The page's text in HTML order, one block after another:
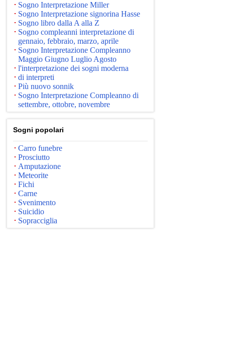
Sogno Interpretazione Miller
Sogno Interpretazione signorina Hasse
Sogno libro dalla A alla Z
Sogno compleanni interpretazione di
gennaio, febbraio, marzo, aprile
Sogno Interpretazione Compleanno
Maggio Giugno Luglio Agosto
l'interpretazione dei sogni moderna
di interpreti
Più nuovo sonnik
Sogno Interpretazione Compleanno di
settembre, ottobre, novembre
Sogni popolari
Carro funebre
Prosciutto
Amputazione
Meteorite
Fichi
Carne
Svenimento
Suicidio
Sopracciglia